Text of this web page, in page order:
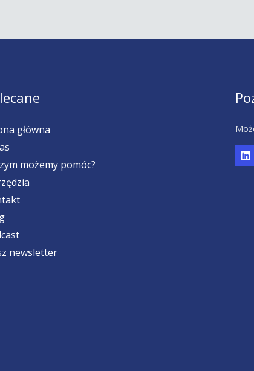
główna
możemy pomóc?
newsletter